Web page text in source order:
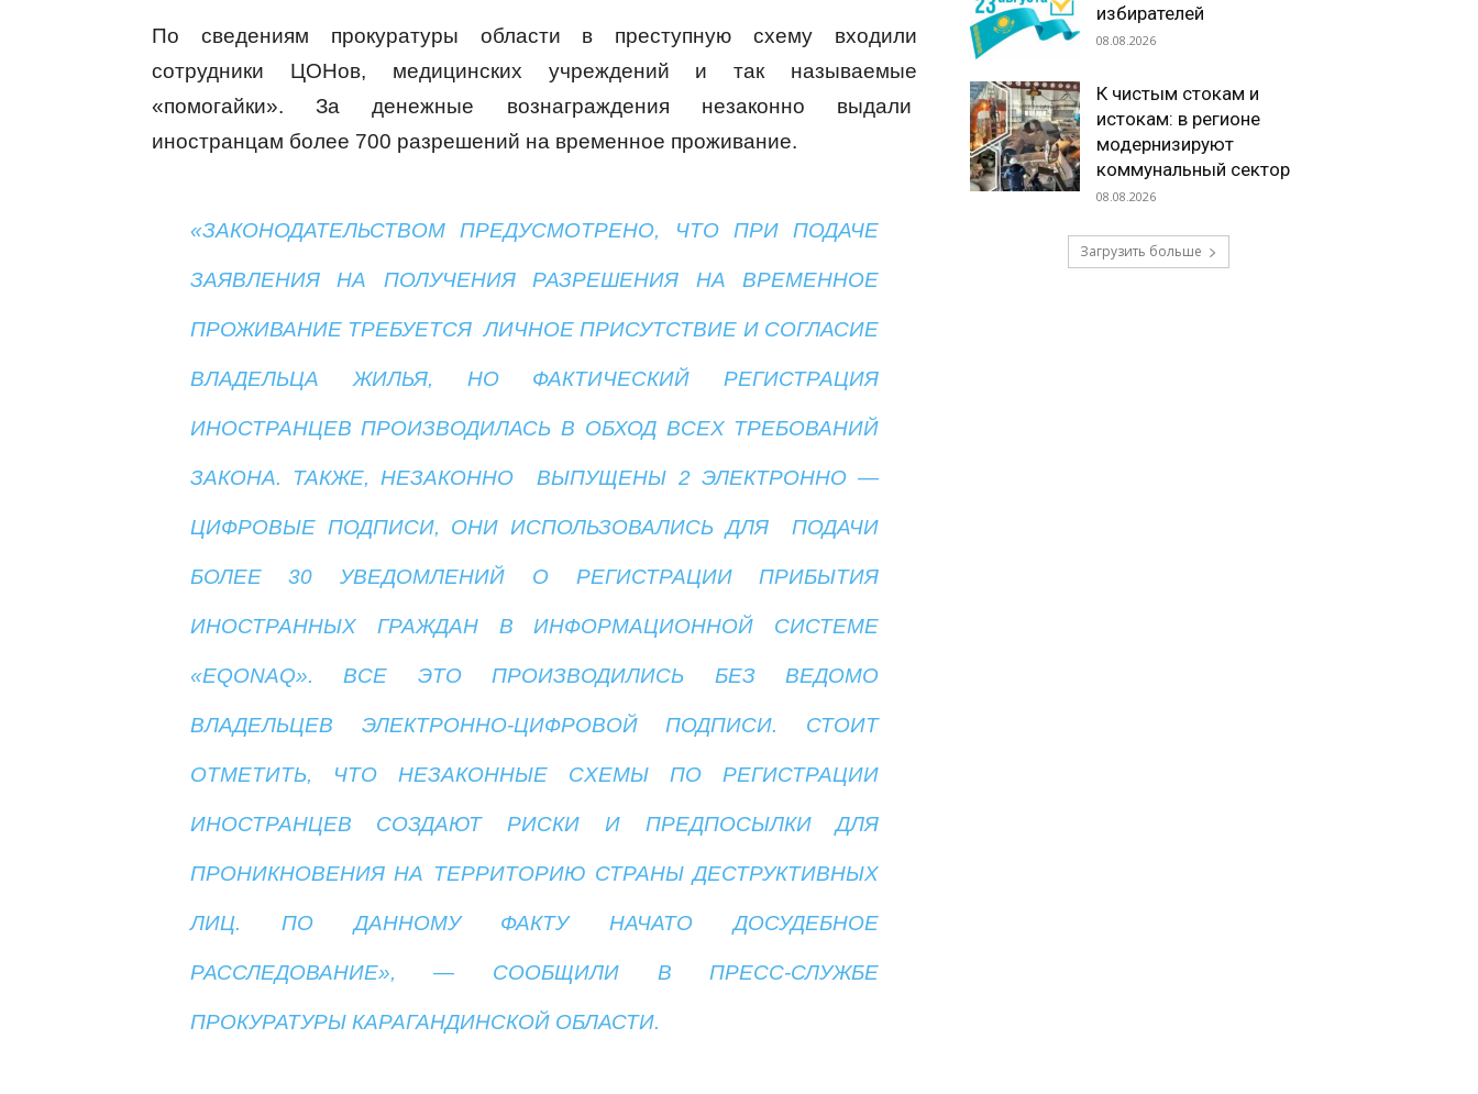
По сведениям прокуратуры области в преступную схему входили
сотрудники ЦОНов, медицинских учреждений и так называемые
«помогайки». За денежные вознаграждения незаконно выдали
иностранцам более 700 разрешений на временное проживание.
«ЗАКОНОДАТЕЛЬСТВОМ ПРЕДУСМОТРЕНО, ЧТО ПРИ ПОДАЧЕ
ЗАЯВЛЕНИЯ НА ПОЛУЧЕНИЯ РАЗРЕШЕНИЯ НА ВРЕМЕННОЕ
ПРОЖИВАНИЕ ТРЕБУЕТСЯ ЛИЧНОЕ ПРИСУТСТВИЕ И СОГЛАСИЕ
ВЛАДЕЛЬЦА ЖИЛЬЯ, НО ФАКТИЧЕСКИЙ РЕГИСТРАЦИЯ
ИНОСТРАНЦЕВ ПРОИЗВОДИЛАСЬ В ОБХОД ВСЕХ ТРЕБОВАНИЙ
ЗАКОНА. ТАКЖЕ, НЕЗАКОННО ВЫПУЩЕНЫ 2 ЭЛЕКТРОННО —
ЦИФРОВЫЕ ПОДПИСИ, ОНИ ИСПОЛЬЗОВАЛИСЬ ДЛЯ ПОДАЧИ
БОЛЕЕ 30 УВЕДОМЛЕНИЙ О РЕГИСТРАЦИИ ПРИБЫТИЯ
ИНОСТРАННЫХ ГРАЖДАН В ИНФОРМАЦИОННОЙ СИСТЕМЕ
«EQONAQ». ВСЕ ЭТО ПРОИЗВОДИЛИСЬ БЕЗ ВЕДОМО
ВЛАДЕЛЬЦЕВ ЭЛЕКТРОННО-ЦИФРОВОЙ ПОДПИСИ. СТОИТ
ОТМЕТИТЬ, ЧТО НЕЗАКОННЫЕ СХЕМЫ ПО РЕГИСТРАЦИИ
ИНОСТРАНЦЕВ СОЗДАЮТ РИСКИ И ПРЕДПОСЫЛКИ ДЛЯ
ПРОНИКНОВЕНИЯ НА ТЕРРИТОРИЮ СТРАНЫ ДЕСТРУКТИВНЫХ
ЛИЦ. ПО ДАННОМУ ФАКТУ НАЧАТО ДОСУДЕБНОЕ
РАССЛЕДОВАНИЕ», — СООБЩИЛИ В ПРЕСС-СЛУЖБЕ
ПРОКУРАТУРЫ КАРАГАНДИНСКОЙ ОБЛАСТИ.
избирателей
08.08.2026
К чистым стокам и
истокам: в регионе
модернизируют
коммунальный сектор
08.08.2026
Загрузить больше